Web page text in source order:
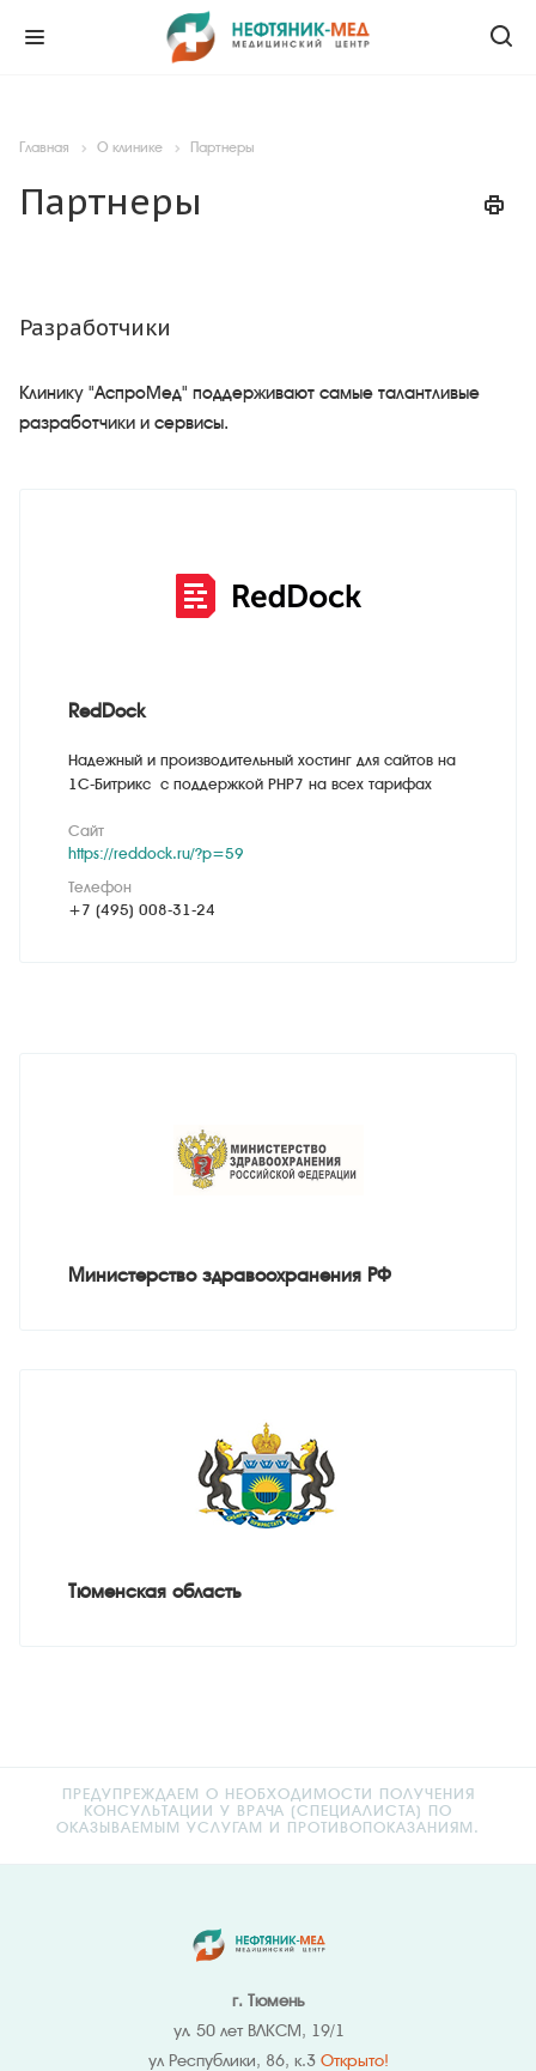
Главная О клинике Партнеры
Партнеры
Разработчики
Клинику "АспроМед" поддерживают самые талантливые
разработчики и сервисы.
RedDock
Надежный и производительный хостинг для сайтов на
1С-Битрикс с поддержкой PHP7 на всех тарифах
Сайт
https://reddock.ru/?p=59
Телефон
+7 (495) 008-31-24
Министерство здравоохранения РФ
Тюменская область
ПРЕДУПРЕЖДАЕМ О НЕОБХОДИМОСТИ ПОЛУЧЕНИЯ
КОНСУЛЬТАЦИИ У ВРАЧА (СПЕЦИАЛИСТА) ПО
ОКАЗЫВАЕМЫМ УСЛУГАМ И ПРОТИВОПОКАЗАНИЯМ.
г. Тюмень
ул. 50 лет ВЛКСМ, 19/1
ул Республики, 86, к.3 Открыто!